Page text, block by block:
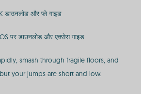
डाउनलोड और प्ले गाइड
पर डाउनलोड और एक्सेस गाइड
smash through fragile floors, and
your jumps are short and low.